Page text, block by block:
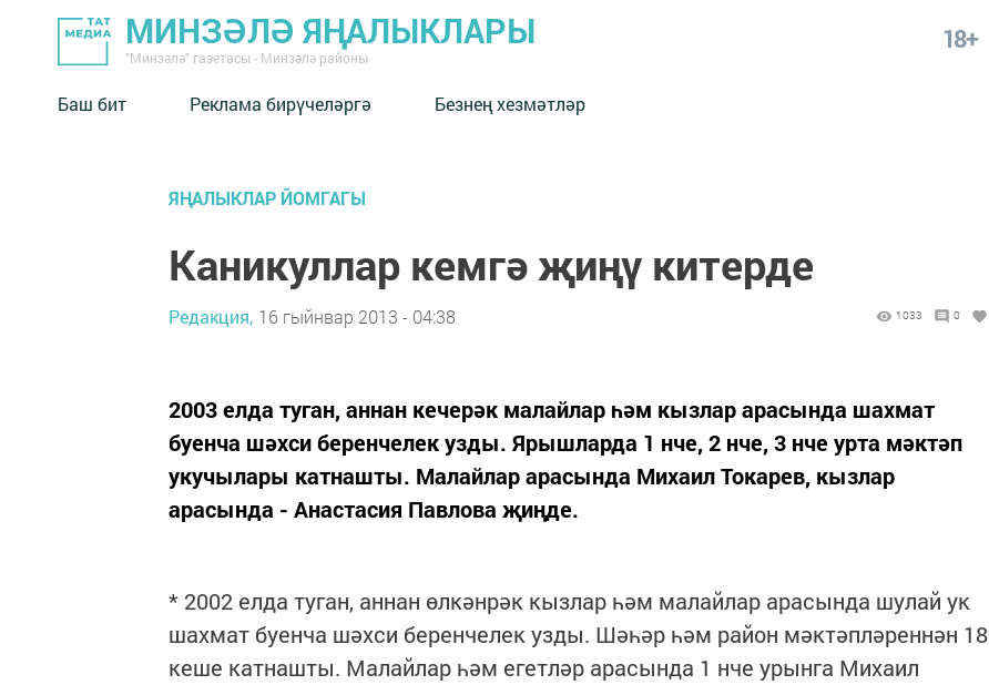
МИНЗӘЛӘ ЯҢАЛЫКЛАРЫ
"Минзәлә" газетасы - Минзәлә районы
18+
Баш бит Реклама бирүчеләргә Безнең хезмәтләр
ЯҢАЛЫКЛАР ЙОМГАГЫ
Каникуллар кемгә җиңү китерде
Редакция, 16 гыйнвар 2013 - 04:38 1033 0
2003 елда туган, аннан кечерәк малайлар һәм кызлар арасында шахмат
буенча шәхси беренчелек узды. Ярышларда 1 нче, 2 нче, 3 нче урта мәктәп
укучылары катнашты. Малайлар арасында Михаил Токарев, кызлар
арасында - Анастасия Павлова җиңде.
* 2002 елда туган, аннан өлкәнрәк кызлар һәм малайлар арасында шулай ук
шахмат буенча шәхси беренчелек узды. Шәһәр һәм район мәктәпләреннән 18
кеше катнашты. Малайлар һәм егетләр арасында 1 нче урынга Михаил